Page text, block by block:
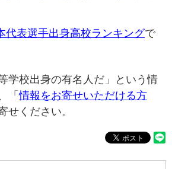
代表選手出身高校ランキングで
学校出身の有名人だ」という情
「情報をお寄せいただける方
せください。